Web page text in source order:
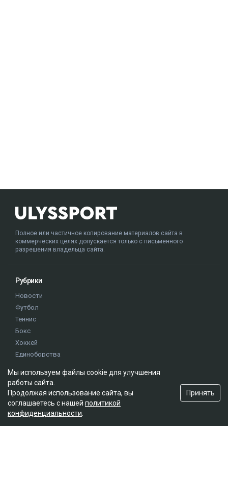
Полное или частичное копирование материалов сайта в
коммерческих целях допускается только с письменного
разрешения владельца сайта.
Рубрики
Новости
Футбол
Теннис
Бокс
Хоккей
Единоборства
Олимпиада
Редакция
Мы используем файлы cookie для улучшения
работы сайта.
Продолжая использование сайта, вы
соглашаетесь с нашей политикой
конфиденциальности
Принять